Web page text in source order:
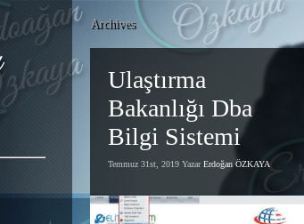
Archives
Ulaştırma
Bakanlığı Dba
Bilgi Sistemi
Temmuz 31st, 2019 YazarErdoğan ÖZKAYA